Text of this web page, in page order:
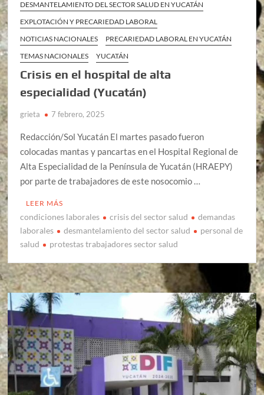
DESMANTELAMIENTO DEL SECTOR SALUD EN YUCATÁN
EXPLOTACIÓN Y PRECARIEDAD LABORAL
NOTICIAS NACIONALES
PRECARIEDAD LABORAL EN YUCATÁN
TEMAS NACIONALES
YUCATÁN
Crisis en el hospital de alta
especialidad (Yucatán)
grieta 7 febrero, 2025
Redacción/Sol Yucatán El martes pasado fueron
colocadas mantas y pancartas en el Hospital Regional de
Alta Especialidad de la Península de Yucatán (HRAEPY)
por parte de trabajadores de este nosocomio …
LEER MÁS
condiciones laborales crisis del sector salud
demandas
laborales
desmantelamiento del sector salud
personal de
salud
protestas trabajadores sector salud